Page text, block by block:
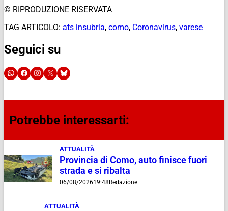
© RIPRODUZIONE RISERVATA
TAG ARTICOLO: ats insubria, como, Coronavirus, varese
Seguici su
Potrebbe interessarti:
ATTUALITÀ
Provincia di Como, auto finisce fuori
strada e si ribalta
06/08/202619:48Redazione
ATTUALITÀ